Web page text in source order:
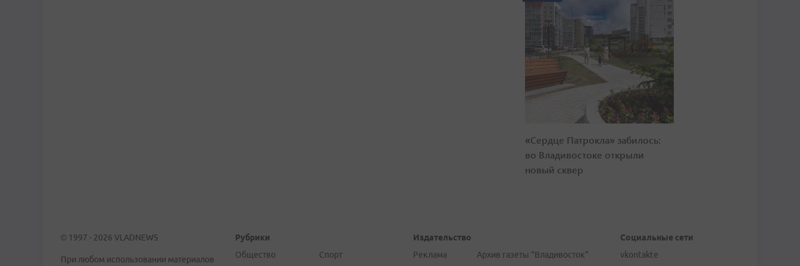
«Сердце Патрокла» забилось:
во Владивостоке открыли
новый сквер
© 1997 - 2026 VLADNEWS
При любом использовании материалов
Рубрики
Общество
Спорт
Издательство
Реклама
Архив газеты "Владивосток"
Социальные сети
vkontakte